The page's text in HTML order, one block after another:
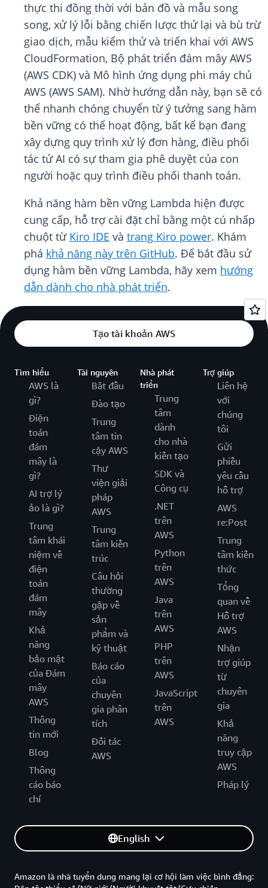
thực thi đồng thời với bản đồ và mẫu song
song, xử lý lỗi bằng chiến lược thử lại và bù trừ
giao dịch, mẫu kiểm thử và triển khai với AWS
CloudFormation, Bộ phát triển đám mây AWS
(AWS CDK) và Mô hình ứng dụng phi máy chủ
AWS (AWS SAM). Nhờ hướng dẫn này, bạn sẽ có
thể nhanh chóng chuyển từ ý tưởng sang hàm
bền vững có thể hoạt động, bất kể bạn đang
xây dựng quy trình xử lý đơn hàng, điều phối
tác tử AI có sự tham gia phê duyệt của con
người hoặc quy trình điều phối thanh toán.
Khả năng hàm bền vững Lambda hiện được
cung cấp, hỗ trợ cài đặt chỉ bằng một cú nhấp
chuột từ Kiro IDE và trang Kiro power. Khám
phá khả năng này trên GitHub. Để bắt đầu sử
dụng hàm bền vững Lambda, hãy xem hướng
dẫn dành cho nhà phát triển.
Tạo tài khoản AWS
Tìm hiểu
AWS là
gì?
Điện
toán
đám
mây là
gì?
AI trợ lý
ảo là gì?
Trung
tâm khái
niệm về
điện
toán
đám
mây
Khả
năng
bảo mật
của Đám
mây
AWS
Thông
tin mới
Blog
Thông
cáo báo
chí
Tài nguyên
Bắt đầu
Đào tạo
Trung
tâm tin
cậy AWS
Thư
viện giải
pháp
AWS
Trung
tâm kiến
trúc
Câu hỏi
thường
gặp về
sản
phẩm và
kỹ thuật
Báo cáo
của
chuyên
gia phân
tích
Đối tác
AWS
Nhà phát
triển
Trung
tâm
dành
cho nhà
kiến tạo
SDK và
Công cụ
.NET
trên
AWS
Python
trên
AWS
Java
trên
AWS
PHP
trên
AWS
JavaScript
trên
AWS
Trợ giúp
Liên hệ
với
chúng
tôi
Gửi
phiếu
yêu cầu
hỗ trợ
AWS
re:Post
Trung
tâm kiến
thức
Tổng
quan về
Hỗ trợ
AWS
Nhận
trợ giúp
từ
chuyên
gia
Khả
năng
truy cập
AWS
Pháp lý
English
Amazon là nhà tuyển dung mang lại cơ hội làm việc bình đẳng: